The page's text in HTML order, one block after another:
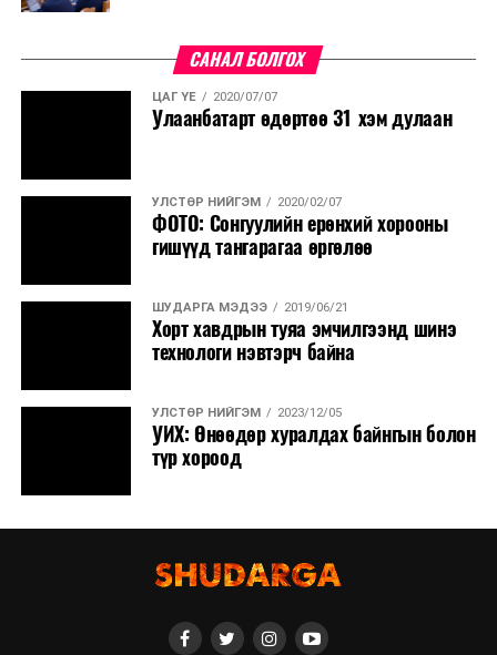
САНАЛ БОЛГОХ
ЦАГ ҮЕ 2020/07/07
Улаанбатарт өдөртөө 31 хэм дулаан
УЛСТӨР НИЙГЭМ 2020/02/07
ФОТО: Сонгуулийн ерөнхий хорооны
гишүүд тангарагаа өргөлөө
ШУДАРГА МЭДЭЭ 2019/06/21
Хорт хавдрын туяа эмчилгээнд шинэ
технологи нэвтэрч байна
УЛСТӨР НИЙГЭМ 2023/12/05
УИХ: Өнөөдөр хуралдах байнгын болон
түр хороод